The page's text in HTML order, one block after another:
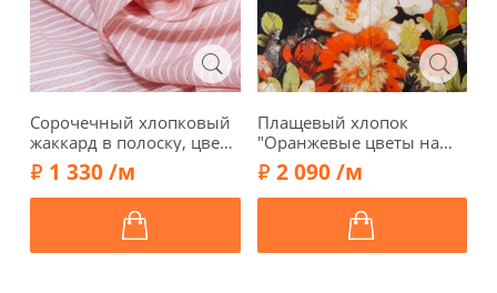
Сорочечный хлопковый
жаккард в полоску, цвет
коралловый, 00352-1
1 330 /м
Плащевый хлопок
"Оранжевые цветы на
черном", купон, 00337к
2 090 /м